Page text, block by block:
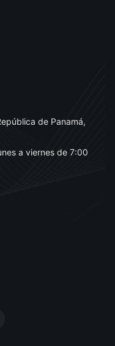
de Panamá,
a viernes de 7:00